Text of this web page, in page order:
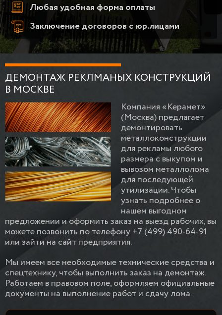
Любая удобная форма оплаты
Заключение договоров с юр.лицами
ДЕМОНТАЖ РЕКЛМАНЫХ КОНСТРУКЦИЙ
В МОСКВЕ
Компания «Керамет»
(Москва) предлагает
демонтировать
металлоконструкции
для рекламы любого
размера с выкупом и
вывозом металлолома
для последующей
утилизации. Чтобы
узнать подробнее о
нашем выгодном
предложении и оформить заказ на выезд рабочих, вы
можете позвонить по телефону +7 (499) 490-64-91
или зайти на сайт предприятия.
Мы имеем все необходимые технические средства и
спецтехнику, чтобы выполнить заказ на демонтаж.
Работаем в правовом поле, оформляем официальные
документы на выполнение работ и сдачу лома.